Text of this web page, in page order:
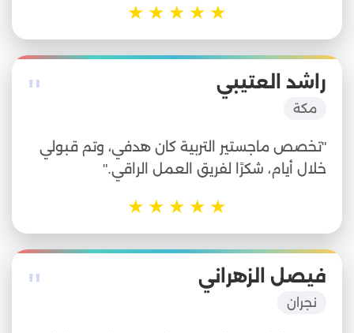
★
★
★
★
★
" راشد العتيبي
مكة
"تخصص ماجستير التربية كان هدفي، وتم قبولي
خلال أيام، شكرًا لفريق العمل الراقي."
★
★
★
★
★
" فيصل الزهراني
نجران